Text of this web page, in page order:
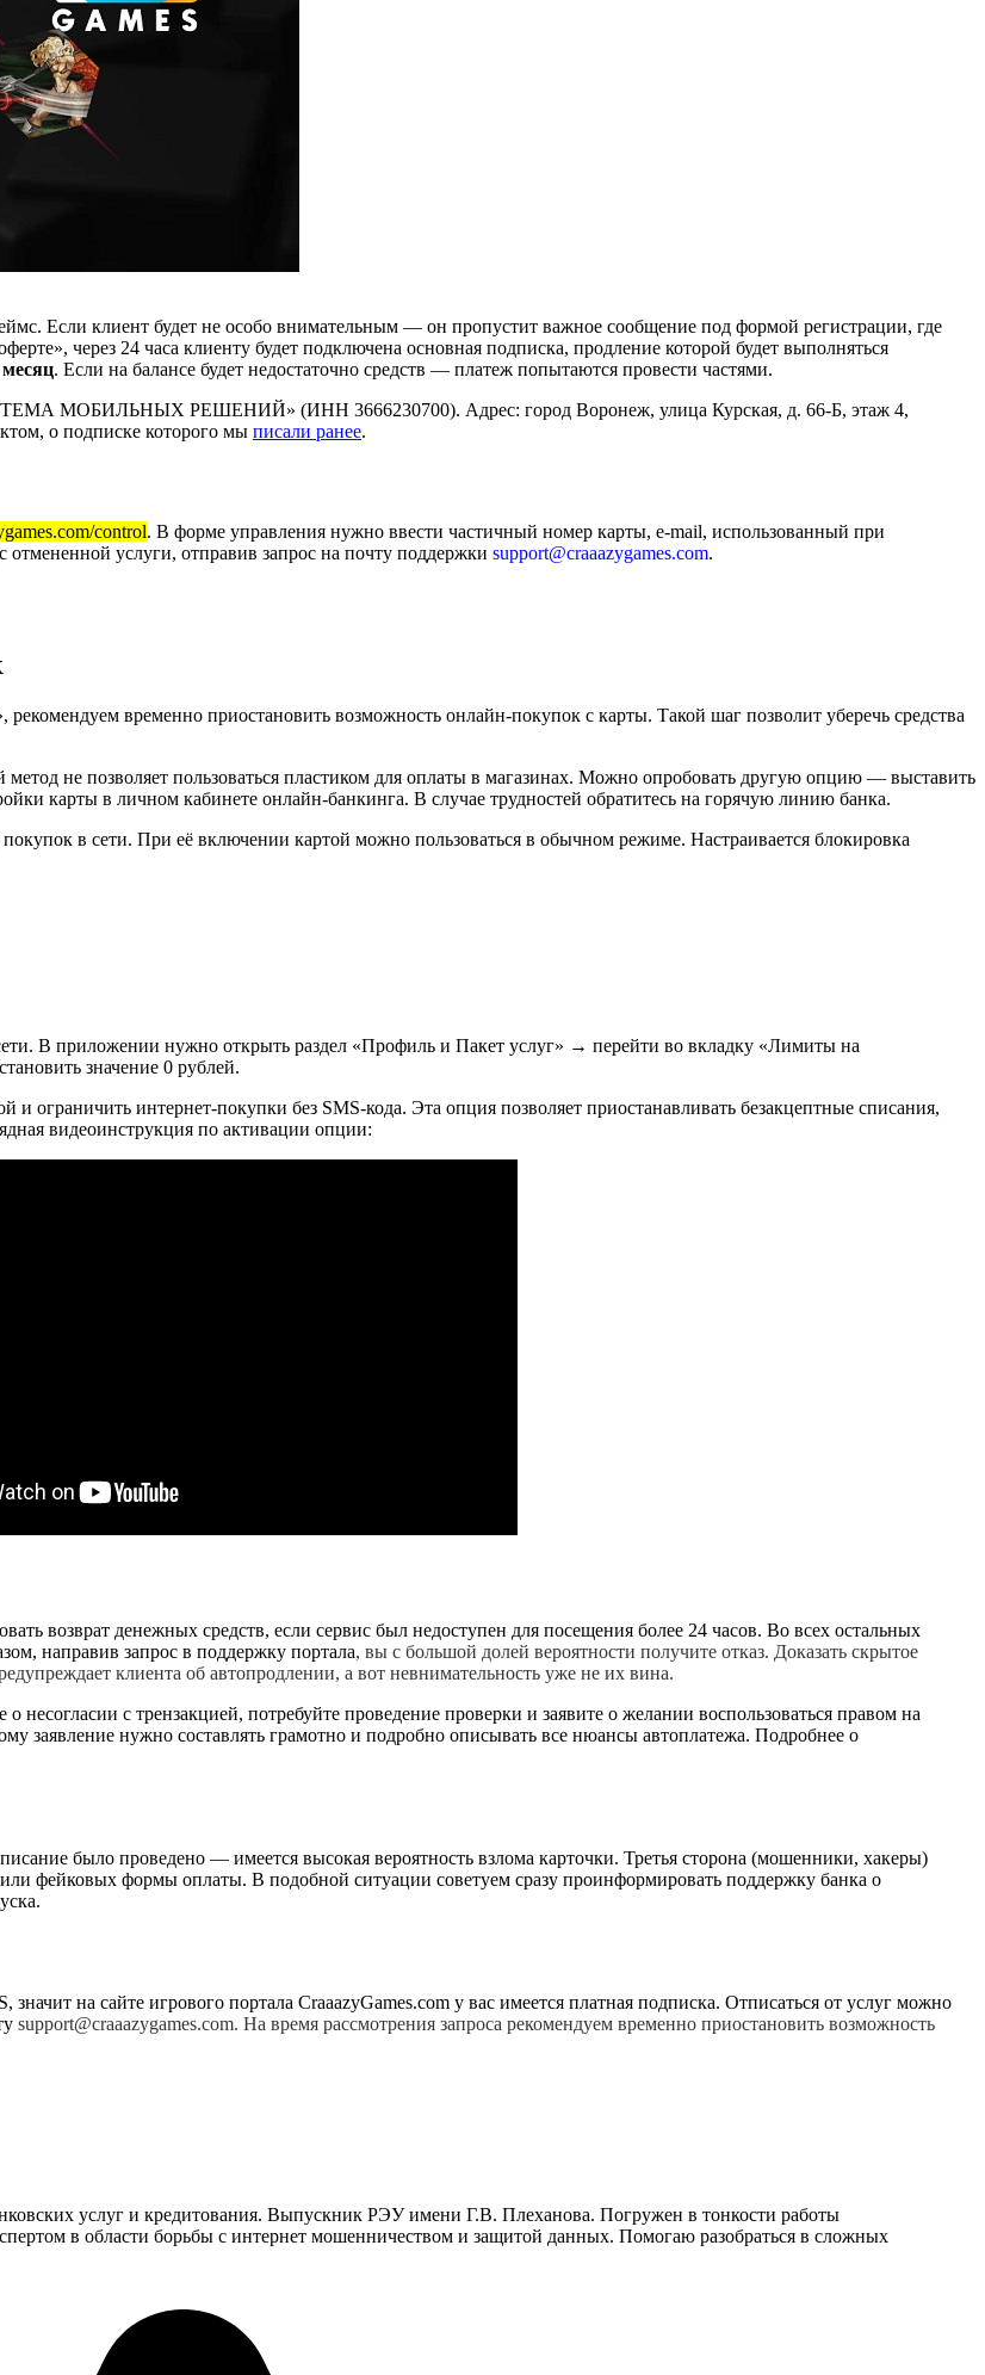
Если клиент будет не особо внимательным — он пропустит важное сообщение под формой регистрации, где
через 24 часа клиенту будет подключена основная подписка, продление которой будет выполняться
. Если на балансе будет недостаточно средств — платеж попытаются провести частями.
МОБИЛЬНЫХ РЕШЕНИЙ» (ИНН 3666230700). Адрес: город Воронеж, улица Курская, д. 66-Б, этаж 4,
о подписке которого мы писали ранее.
control. В форме управления нужно ввести частичный номер карты, e-mail, использованный при
услуги, отправив запрос на почту поддержки support@craaazygames.com.
временно приостановить возможность онлайн-покупок с карты. Такой шаг позволит уберечь средства
метод не позволяет пользоваться пластиком для оплаты в магазинах. Можно опробовать другую опцию — выставить
карты в личном кабинете онлайн-банкинга. В случае трудностей обратитесь на горячую линию банка.
в сети. При её включении картой можно пользоваться в обычном режиме. Настраивается блокировка
В приложении нужно открыть раздел «Профиль и Пакет услуг» → перейти во вкладку «Лимиты на
значение 0 рублей.
и ограничить интернет-покупки без SMS-кода. Эта опция позволяет приостанавливать безакцептные списания,
видеоинструкция по активации опции:
возврат денежных средств, если сервис был недоступен для посещения более 24 часов. Во всех остальных
направив запрос в поддержку портала, вы с большой долей вероятности получите отказ. Доказать скрытое
клиента об автопродлении, а вот невнимательность уже не их вина.
с трензакцией, потребуйте проведение проверки и заявите о желании воспользоваться правом на
заявление нужно составлять грамотно и подробно описывать все нюансы автоплатежа. Подробнее о
было проведено — имеется высокая вероятность взлома карточки. Третья сторона (мошенники, хакеры)
фейковых формы оплаты. В подобной ситуации советуем сразу проинформировать поддержку банка о
на сайте игрового портала CraaazyGames.com у вас имеется платная подписка. Отписаться от услуг можно
support@craaazygames.com. На время рассмотрения запроса рекомендуем временно приостановить возможность
услуг и кредитования. Выпускник РЭУ имени Г.В. Плеханова. Погружен в тонкости работы
в области борьбы с интернет мошенничеством и защитой данных. Помогаю разобраться в сложных